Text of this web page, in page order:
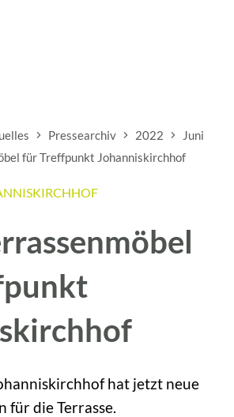
Pressearchiv 2022
Juni
für Treffpunkt Johanniskirchhof
hat jetzt neue
für die Terrasse.